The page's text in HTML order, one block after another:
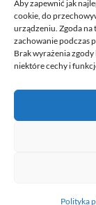
Aby zapewnić jak
cookie, do
urządzeniu. Zgoda na
zachowanie podczas
Brak wyrażenia
niektóre cechy i
Polityka
© 2026 Only
opracowanie: